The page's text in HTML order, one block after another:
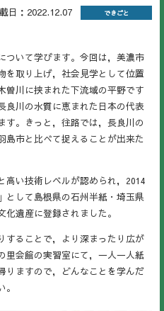
日：2022.12.07 できごと
いて学びます。今回は，美濃市
を取り上げ，社会見学として位置
曽川に挟まれた下流域の平野です
良川の水質に恵まれた日本の代表
す。きっと，往路では，長良川の
島市と比べて捉えることが出来た
い技術レベルが認められ，2014
として島根県の石州半紙・埼玉県
遺産に登録されました。
することで，より深まったり広が
里会館の実習室にて，一人一人紙
りますので，どんなことを学んだ